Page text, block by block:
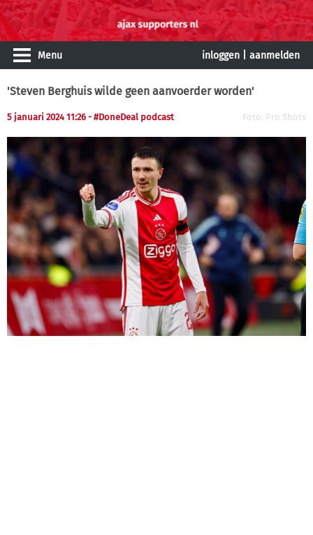
Menu inloggen aanmelden
'Steven Berghuis wilde geen aanvoerder worden'
5 januari 2024 11:26 - #DoneDeal podcast Foto: Pro Shots